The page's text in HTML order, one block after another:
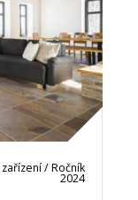
/ Ročník
2024